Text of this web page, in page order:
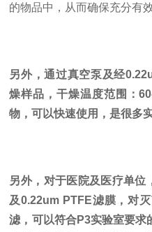
的物品中，从而确保充分有
另外，通过真空泵及经
燥样品，干燥温度范围：
物，可以快速使用，是很多
另外，对于医院及医疗单
及0.22um PTFE滤膜，对
滤，可以符合P3实验室要求